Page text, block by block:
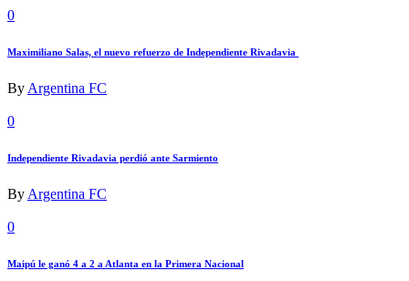
0
Maximiliano Salas, el nuevo refuerzo de Independiente Rivadavia
By Argentina FC
0
Independiente Rivadavia perdió ante Sarmiento
By Argentina FC
0
Maipú le ganó 4 a 2 a Atlanta en la Primera Nacional